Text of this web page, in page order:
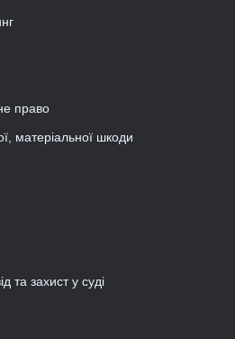
право
матеріальної шкоди
та захист у суді